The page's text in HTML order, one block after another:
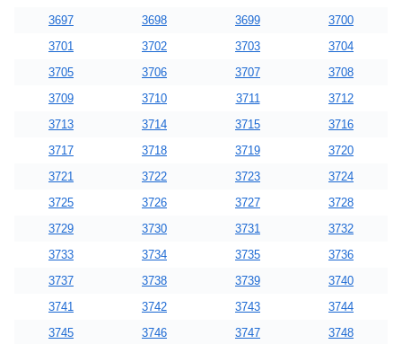
3697
3698 3699
3700
3701
3702 3703
3704
3705
3706 3707
3708
3709
3710 3711
3712
3713
3714 3715
3716
3717
3718 3719
3720
3721
3722 3723
3724
3725
3726 3727
3728
3729
3730 3731
3732
3733
3734 3735
3736
3737
3738 3739
3740
3741
3742 3743
3744
3745
3746 3747
3748